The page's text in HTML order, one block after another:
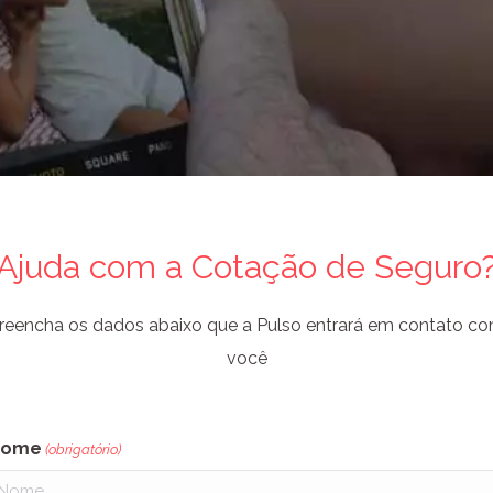
com a Cotação de
os dados abaixo que a Pulso entrará em contato
você
(obrigatório)